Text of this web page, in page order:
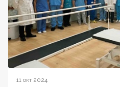
11 окт 2024